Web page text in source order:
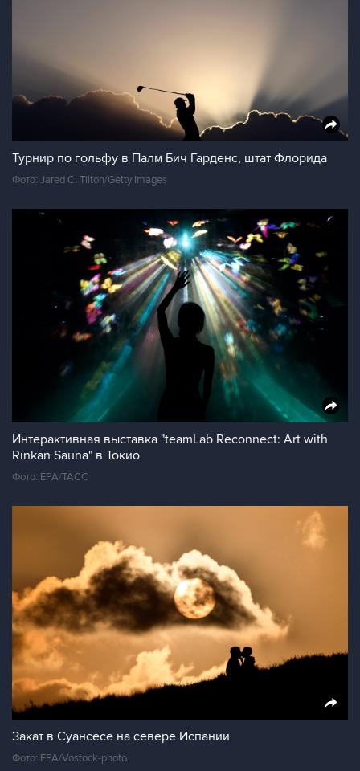
Турнир по гольфу в Палм Бич Гарденс, штат Флорида
Фото: Jared C. Tilton/Getty Images
Интерактивная выставка "teamLab Reconnect: Art with
Rinkan Sauna" в Токио
Фото: EPA/ТАСС
Закат в Суансесе на севере Испании
Фото: EPA/Vostock-photo